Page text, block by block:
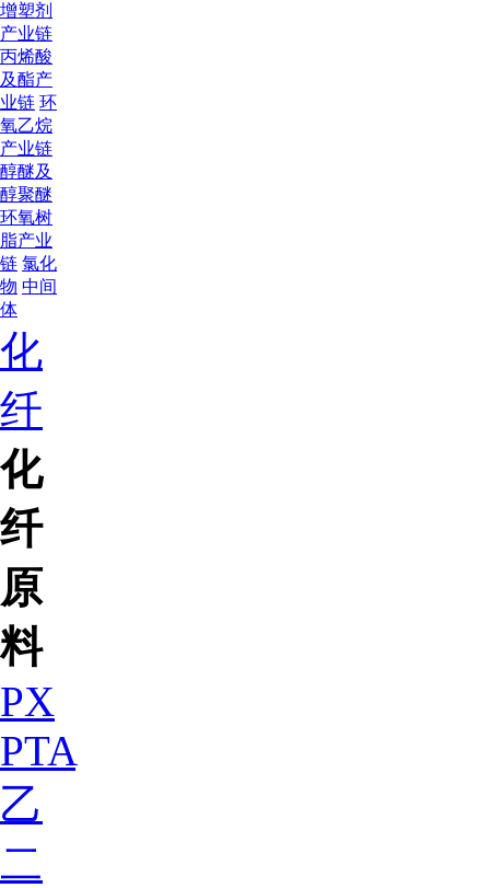
增塑剂
产业链
丙烯酸
及酯产
业链 环
氧乙烷
产业链
醇醚及
醇聚醚
环氧树
脂产业
链 氯化
物 中间
体
化
纤
化
纤
原
料
PX
PTA
乙
二